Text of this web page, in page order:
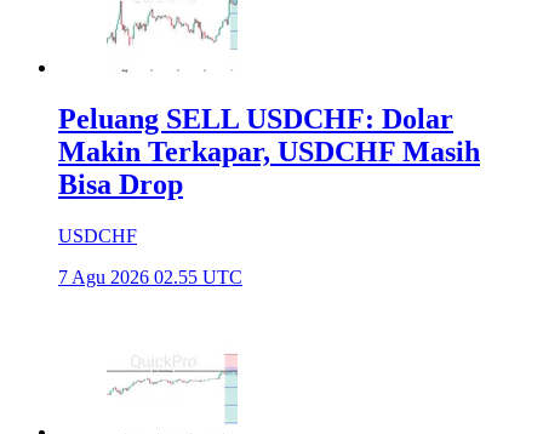
Peluang SELL USDCHF: Dolar
Makin Terkapar, USDCHF Masih
Bisa Drop
USDCHF
7 Agu 2026 02.55 UTC